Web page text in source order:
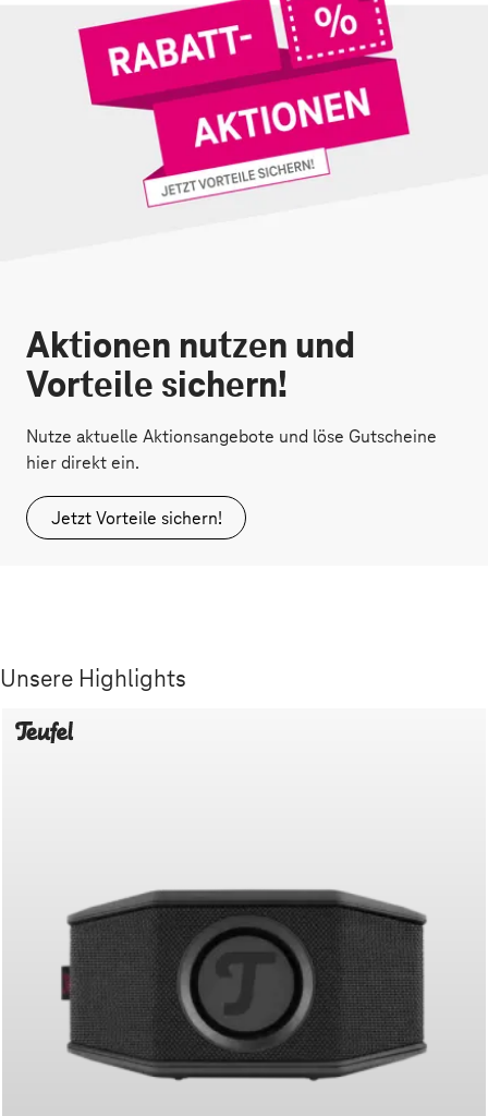
Aktionen nutzen und
Vorteile sichern!
Nutze aktuelle Aktionsangebote und löse Gutscheine
hier direkt ein.
Jetzt Vorteile sichern!
Unsere Highlights